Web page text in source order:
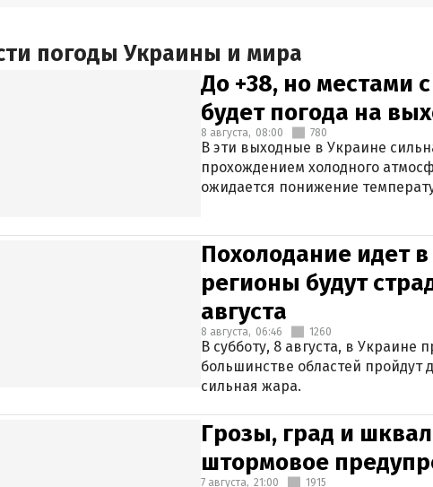
погоды Украины и мира
До +38, но местами
будет погода на
8 августа, 08:00 780
В эти выходные в Украине
прохождением холодного
ожидается понижение
Похолодание идет
регионы будут
августа
8 августа, 06:46 1260
В субботу, 8 августа, в Украине
большинстве областей пройдут
сильная жара.
Грозы, град и
штормовое
7 августа, 21:00 1915